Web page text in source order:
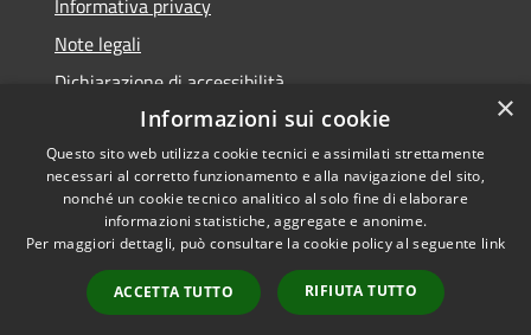
Informativa privacy
Note legali
Dichiarazione di accessibilità
Accessibilità
Privacy
Mappa del sito
Copyright © 2026 • Città di
Pompei • Powered by
Municipium
Accesso
redazione
×
Informazioni sui cookie
Questo sito web utilizza cookie tecnici e assimilati strettamente
necessari al corretto funzionamento e alla navigazione del sito,
nonché un cookie tecnico analitico al solo fine di elaborare
informazioni statistiche, aggregate e anonime.
Per maggiori dettagli, può consultare la cookie policy al seguente link
ACCETTA TUTTO RIFIUTA TUTTO